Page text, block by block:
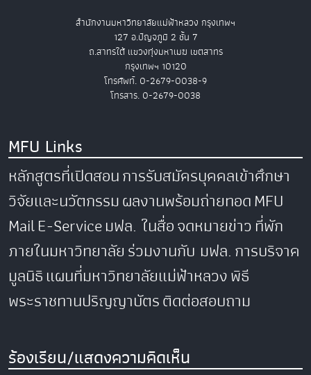
สำนักงานมหาวิทยาลัยแม่ฟ้าหลวง กรุงเทพฯ
127 อ.ปัญจภูมิ 2 ชั้น 7
ถ.สาทรใต้ แขวงทุ่งมหาเมฆ เขตสาทร
กรุงเทพฯ 10120
โทรศัพท์. 0-2679-0038-9
โทรสาร. 0-2679-0038
MFU Links
หลักสูตรที่เปิดสอนการรับสมัครบุคคลเข้าศึกษา
วิจัยและนวัตกรรมผลงานพร้อมถ่ายทอดMFU
MailE-Serviceมฟล. ในสื่อจดหมายข่าวที่พัก
ภายในมหาวิทยาลัยร่วมงานกับ มฟล.การบริจาค
มูลนิธิแผนที่มหาวิทยาลัยแม่ฟ้าหลวงพิธี
พระราชทานปริญญาบัตรติดต่อสอบถาม
ร้องเรียน/แสดงความคิดเห็น